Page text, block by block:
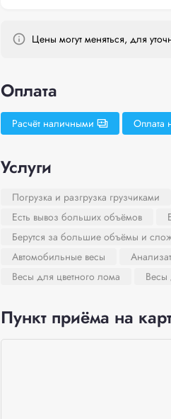
Цены могут меняться, для
Оплата
Расчёт наличными Оплата
Услуги
Погрузка и разгрузка грузчиками
Есть вывоз больших объёмов
Берутся за большие объёмы и
Автомобильные весы
Весы для цветного лома
Весы
Пункт приёма на